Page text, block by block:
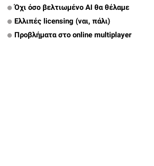
Όχι όσο βελτιωμένο ΑΙ θα θέλαμε
Ελλιπές licensing (ναι, πάλι)
Προβλήματα στο online multiplayer